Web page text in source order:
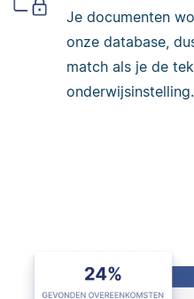
Je documenten
onze database,
match als je de
onderwijsinstelling.